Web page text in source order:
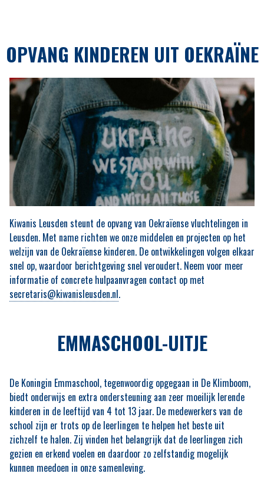
OPVANG KINDEREN UIT OEKRAÏNE
Kiwanis Leusden steunt de opvang van Oekraïense vluchtelingen in
Leusden. Met name richten we onze middelen en projecten op het
welzijn van de Oekraïense kinderen. De ontwikkelingen volgen elkaar
snel op, waardoor berichtgeving snel veroudert. Neem voor meer
informatie of concrete hulpaanvragen contact op met
secretaris@kiwanisleusden.nl.
EMMASCHOOL-UITJE
De Koningin Emmaschool, tegenwoordig opgegaan in De Klimboom,
biedt onderwijs en extra ondersteuning aan zeer moeilijk lerende
kinderen in de leeftijd van 4 tot 13 jaar. De medewerkers van de
school zijn er trots op de leerlingen te helpen het beste uit
zichzelf te halen. Zij vinden het belangrijk dat de leerlingen zich
gezien en erkend voelen en daardoor zo zelfstandig mogelijk
kunnen meedoen in onze samenleving.